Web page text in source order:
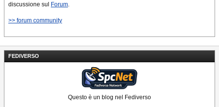
FEDIVERSO
Questo è un blog nel Fediverso
discussione sul Forum
>> forum community